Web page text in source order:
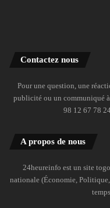
Contactez nous
Pour une question, une
publicité ou un communiqué
98 12 67 78
A propos de nous
24heureinfo est un site
nationale (Économie,